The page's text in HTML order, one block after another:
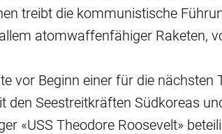
treibt die kommunistische
atomwaffenfähiger Raketen,
vor Beginn einer für die nächsten
den Seestreitkräften Südkoreas
«USS Theodore Roosevelt»